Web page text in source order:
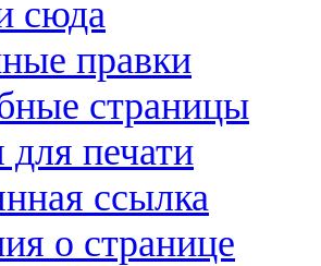
сюда
правки
страницы
для печати
ссылка
о странице